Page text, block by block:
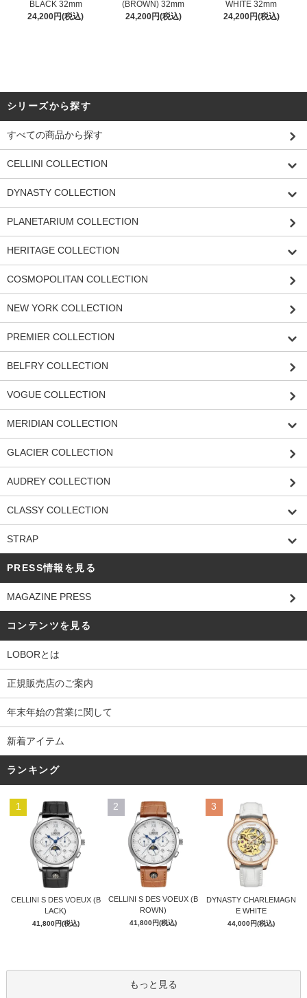
BLACK 32mm
24,200円(税込)
(BROWN) 32mm
24,200円(税込)
WHITE 32mm
24,200円(税込)
シリーズから探す
すべての商品から探す
CELLINI COLLECTION
DYNASTY COLLECTION
PLANETARIUM COLLECTION
HERITAGE COLLECTION
COSMOPOLITAN COLLECTION
NEW YORK COLLECTION
PREMIER COLLECTION
BELFRY COLLECTION
VOGUE COLLECTION
MERIDIAN COLLECTION
GLACIER COLLECTION
AUDREY COLLECTION
CLASSY COLLECTION
STRAP
PRESS情報を見る
MAGAZINE PRESS
コンテンツを見る
LOBORとは
正規販売店のご案内
年末年始の営業に関して
新着アイテム
ランキング
1
CELLINI S DES VOEUX (B
LACK)
41,800円(税込)
2
CELLINI S DES VOEUX (B
ROWN)
41,800円(税込)
3
DYNASTY CHARLEMAGN
E WHITE
44,000円(税込)
もっと見る